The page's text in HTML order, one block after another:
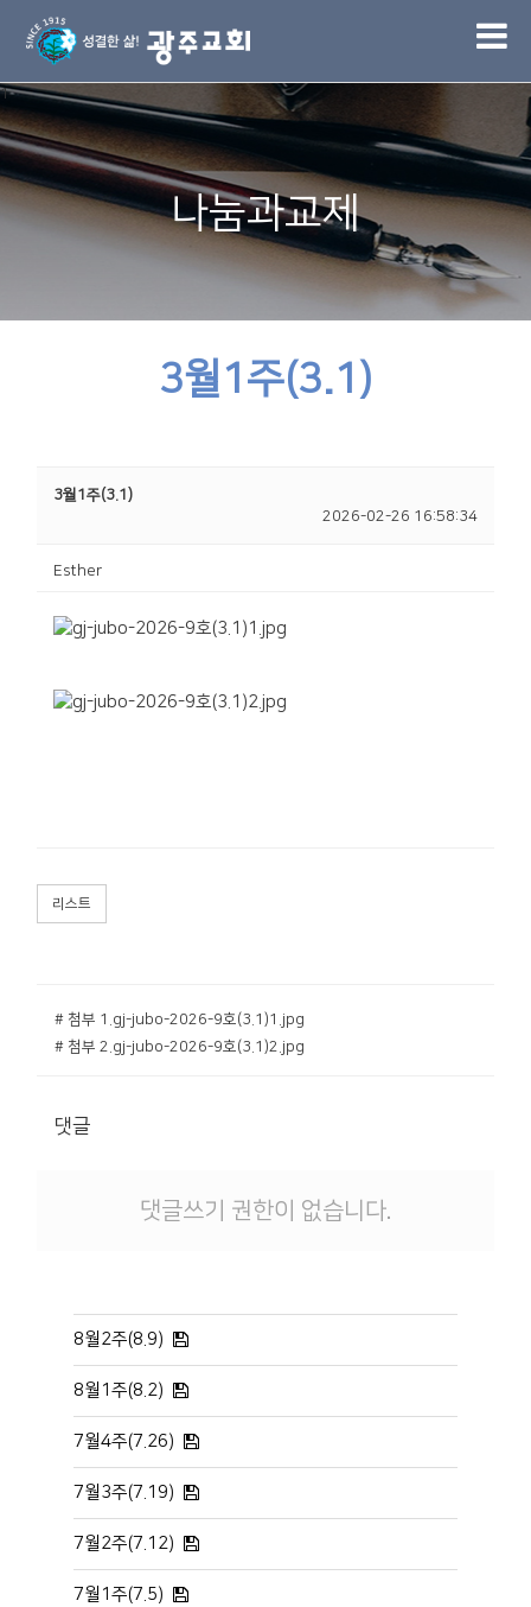
1
나눔과교제
3월1주(3.1)
3월1주(3.1)
2026-02-26 16:58:34
Esther
리스트
# 첨부 1.gj-jubo-2026-9호(3.1)1.jpg
# 첨부 2.gj-jubo-2026-9호(3.1)2.jpg
댓글
댓글쓰기 권한이 없습니다.
8월2주(8.9)
8월1주(8.2)
7월4주(7.26)
7월3주(7.19)
7월2주(7.12)
7월1주(7.5)